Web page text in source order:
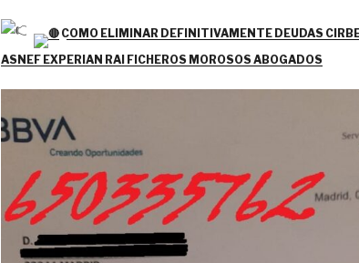
COMO ELIMINAR DEFINITIVAMENTE DEUDAS
ASNEF EXPERIAN RAI FICHEROS MOROSOS ABOGADOS